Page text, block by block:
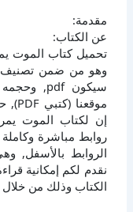
مقدمة:
عن الكتاب:
وهو من ضمن تصنيف
إن لكتاب الموت
روابط مباشرة
نقدم لكم إمكانية
الكتاب وذلك من خلال